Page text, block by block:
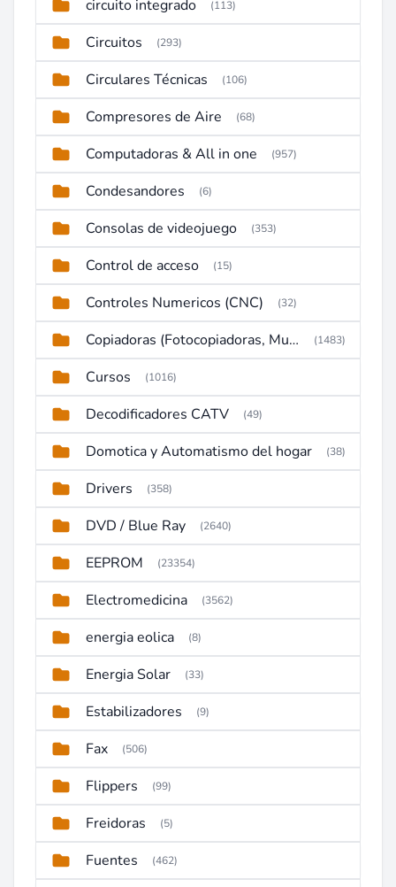
circuito integrado (113)
Circuitos (293)
Circulares Técnicas (106)
Compresores de Aire (68)
Computadoras & All in one (957)
Condesandores (6)
Consolas de videojuego (353)
Control de acceso (15)
Controles Numericos (CNC) (32)
Copiadoras (Fotocopiadoras, Multifunctions, Ploter, etc) (1483)
Cursos (1016)
Decodificadores CATV (49)
Domotica y Automatismo del hogar (38)
Drivers (358)
DVD / Blue Ray (2640)
EEPROM (23354)
Electromedicina (3562)
energia eolica (8)
Energia Solar (33)
Estabilizadores (9)
Fax (506)
Flippers (99)
Freidoras (5)
Fuentes (462)